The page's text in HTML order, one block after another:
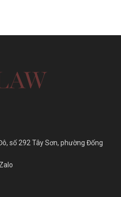
số 292 Tây Sơn, phường Đống